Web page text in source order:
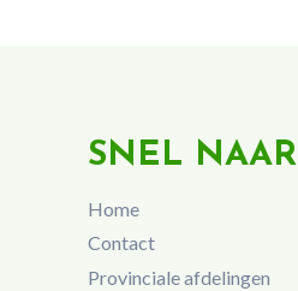
SNEL NAAR
Home
Contact
Provinciale afdelingen